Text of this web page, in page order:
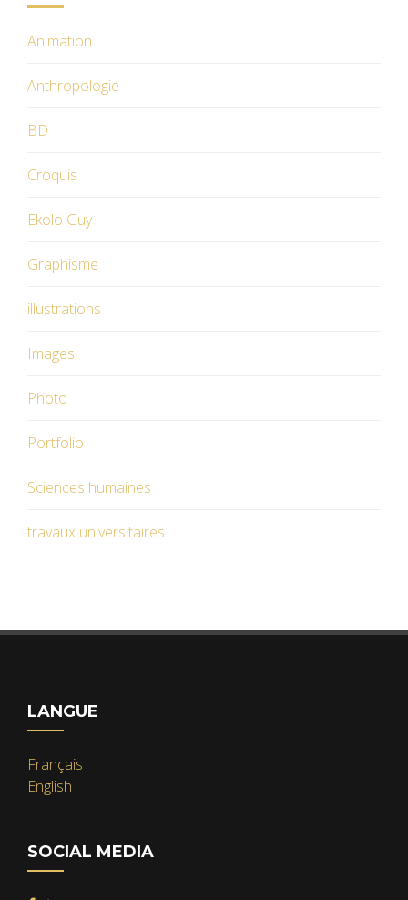
Animation
Anthropologie
BD
Croquis
Ekolo Guy
Graphisme
illustrations
Images
Photo
Portfolio
Sciences humaines
travaux universitaires
LANGUE
Français
English
SOCIAL MEDIA